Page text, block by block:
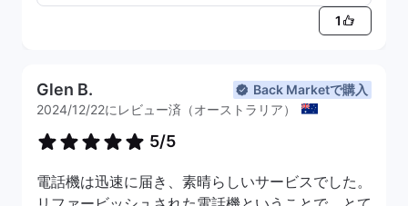
1
Glen B.
Back Marketで購入
2024/12/22にレビュー済（オーストラリア）
5/5
電話機は迅速に届き、素晴らしいサービスでした。